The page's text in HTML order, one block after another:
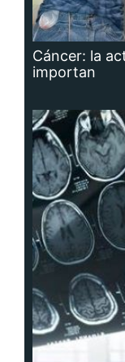
Cáncer: la
importan